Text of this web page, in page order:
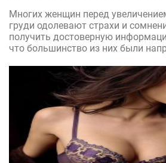
Многих женщин перед
груди одолевают страхи и
получить достоверную
что большинство из них были